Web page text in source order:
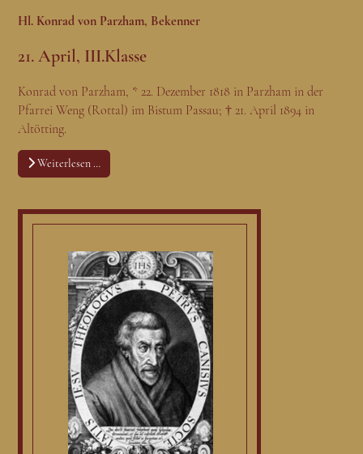
Hl. Konrad von Parzham, Bekenner
21. April, III.Klasse
Konrad von Parzham, * 22. Dezember 1818 in Parzham in der
Pfarrei Weng (Rottal) im Bistum Passau; † 21. April 1894 in
Altötting.
Weiterlesen …